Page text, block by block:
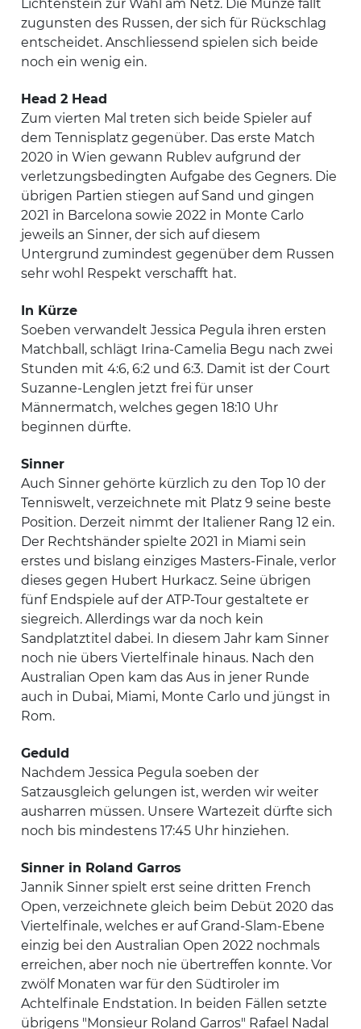
Lichtenstein zur Wahl am Netz. Die Münze fällt
zugunsten des Russen, der sich für Rückschlag
entscheidet. Anschliessend spielen sich beide
noch ein wenig ein.
Head 2 Head
Zum vierten Mal treten sich beide Spieler auf
dem Tennisplatz gegenüber. Das erste Match
2020 in Wien gewann Rublev aufgrund der
verletzungsbedingten Aufgabe des Gegners. Die
übrigen Partien stiegen auf Sand und gingen
2021 in Barcelona sowie 2022 in Monte Carlo
jeweils an Sinner, der sich auf diesem
Untergrund zumindest gegenüber dem Russen
sehr wohl Respekt verschafft hat.
In Kürze
Soeben verwandelt Jessica Pegula ihren ersten
Matchball, schlägt Irina-Camelia Begu nach zwei
Stunden mit 4:6, 6:2 und 6:3. Damit ist der Court
Suzanne-Lenglen jetzt frei für unser
Männermatch, welches gegen 18:10 Uhr
beginnen dürfte.
Sinner
Auch Sinner gehörte kürzlich zu den Top 10 der
Tenniswelt, verzeichnete mit Platz 9 seine beste
Position. Derzeit nimmt der Italiener Rang 12 ein.
Der Rechtshänder spielte 2021 in Miami sein
erstes und bislang einziges Masters-Finale, verlor
dieses gegen Hubert Hurkacz. Seine übrigen
fünf Endspiele auf der ATP-Tour gestaltete er
siegreich. Allerdings war da noch kein
Sandplatztitel dabei. In diesem Jahr kam Sinner
noch nie übers Viertelfinale hinaus. Nach den
Australian Open kam das Aus in jener Runde
auch in Dubai, Miami, Monte Carlo und jüngst in
Rom.
Geduld
Nachdem Jessica Pegula soeben der
Satzausgleich gelungen ist, werden wir weiter
ausharren müssen. Unsere Wartezeit dürfte sich
noch bis mindestens 17:45 Uhr hinziehen.
Sinner in Roland Garros
Jannik Sinner spielt erst seine dritten French
Open, verzeichnete gleich beim Debüt 2020 das
Viertelfinale, welches er auf Grand-Slam-Ebene
einzig bei den Australian Open 2022 nochmals
erreichen, aber noch nie übertreffen konnte. Vor
zwölf Monaten war für den Südtiroler im
Achtelfinale Endstation. In beiden Fällen setzte
übrigens "Monsieur Roland Garros" Rafael Nadal